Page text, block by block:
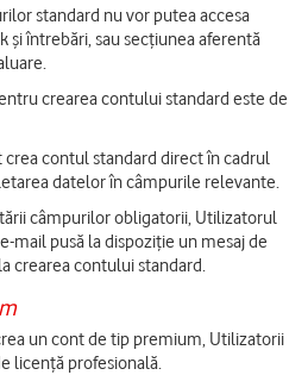
standard nu vor putea accesa
și întrebări, sau secțiunea aferentă
crearea contului standard este de
contul standard direct în cadrul
datelor în câmpurile relevante.
câmpurilor obligatorii, Utilizatorul
mail pusă la dispoziție un mesaj de
crearea contului standard.
un cont de tip premium, Utilizatorii
licență profesională.